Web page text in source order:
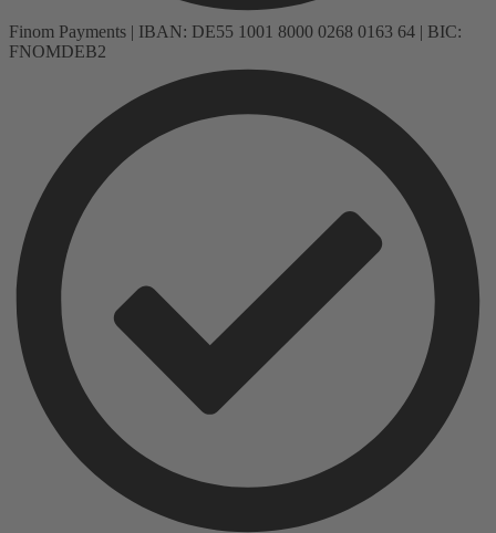
Finom Payments | IBAN: DE55 1001 8000 0268 0163 64 | BIC:
FNOMDEB2